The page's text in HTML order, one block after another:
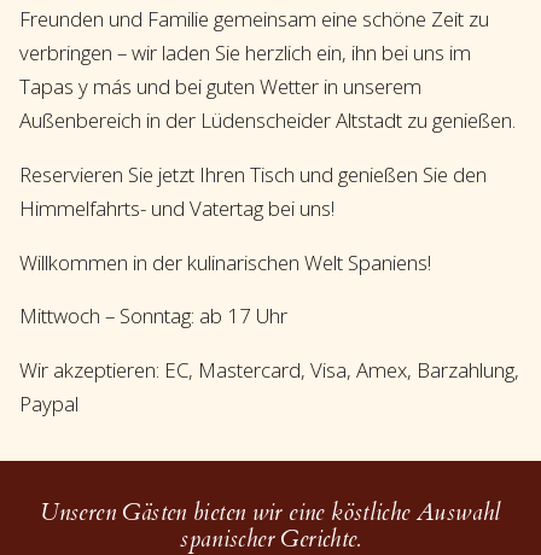
Freunden und Familie gemeinsam eine schöne Zeit zu
verbringen – wir laden Sie herzlich ein, ihn bei uns im
Tapas y más und bei guten Wetter in unserem
Außenbereich in der Lüdenscheider Altstadt zu genießen.
Reservieren Sie jetzt Ihren Tisch und genießen Sie den
Himmelfahrts- und Vatertag bei uns!
Willkommen in der kulinarischen Welt Spaniens!
Mittwoch – Sonntag: ab 17 Uhr
Wir akzeptieren: EC, Mastercard, Visa, Amex, Barzahlung,
Paypal
Unseren Gästen bieten wir eine köstliche Auswahl
spanischer Gerichte.